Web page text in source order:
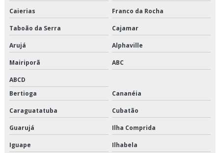
Modernização técnica de elevador
Modernizar elevadores
Onde comprar peças de elevadores
Orçamento para instalação de elevadores
Orçamento para manutenção em elevadores
Peças de elevadores
Caierias Franco da Rocha
Taboão da Serra Cajamar
Arujá Alphaville
Mairiporã ABC
ABCD
Bertioga
Cananéia
Caraguatatuba Cubatão
Guarujá Ilha Comprida
Iguape Ilhabela